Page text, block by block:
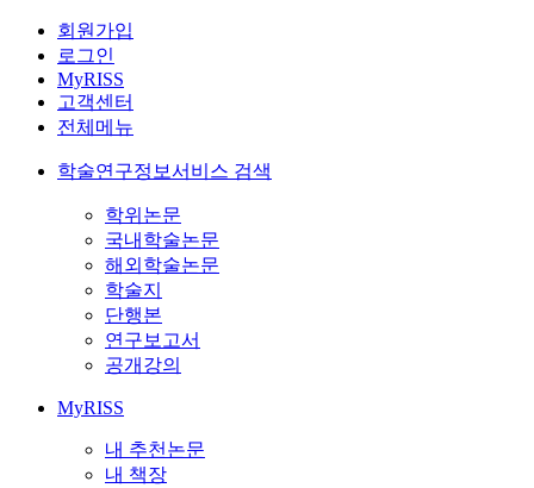
회원가입
로그인
MyRISS
고객센터
전체메뉴
학술연구정보서비스 검색
학위논문
국내학술논문
해외학술논문
학술지
단행본
연구보고서
공개강의
MyRISS
내 추천논문
내 책장